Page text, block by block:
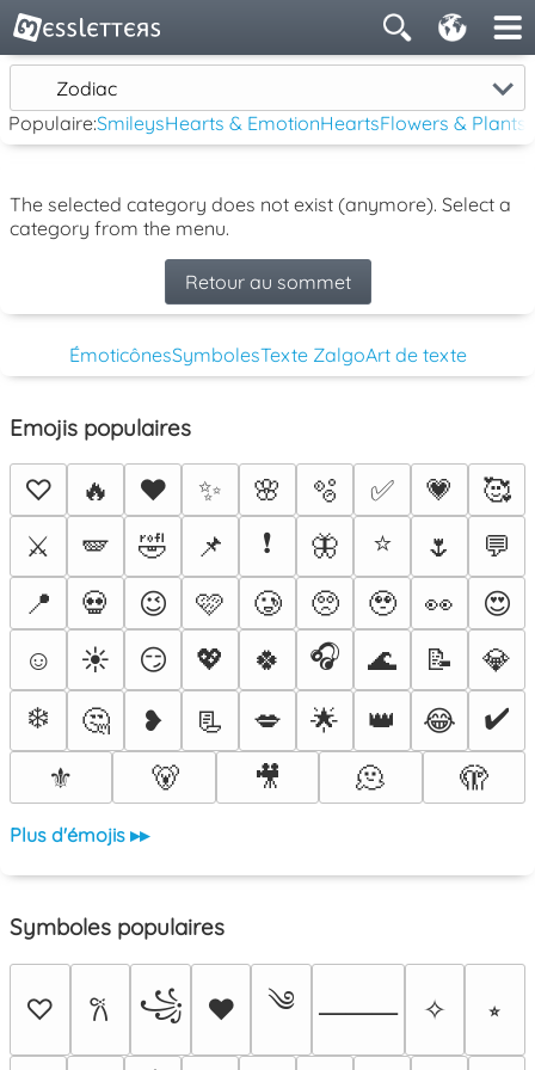
Zodiac
Populaire:SmileysHearts & EmotionHeartsFlowers & Plants
The selected category does not exist (anymore). Select a
category from the menu.
Retour au sommet
ÉmoticônesSymbolesTexte ZalgoArt de texte
Emojis populaires
♡ 🔥 ❤️ ✨ 🌸 🫧 ✅ 💗
🥰
⚔️
🪽 🤣 📌 ❗ 🦋 ⭐ 🌷
💬
📍
💀 😉 🩷 🥲 🥺 🥹 👀
😍
☺️
☀️ 😏 💖 🍀 🎧 🌊 📝
💎
❄️
🤔 ❥ 📃 💋 🌟 👑 😂
✔️
⚜️
🐻 🎥 🫠 🫣
Plus d'émojis ▸▸
Symboles populaires
♡ 𐙚 ꧁ ♥ ༄ ⸻ ✧ ⭒